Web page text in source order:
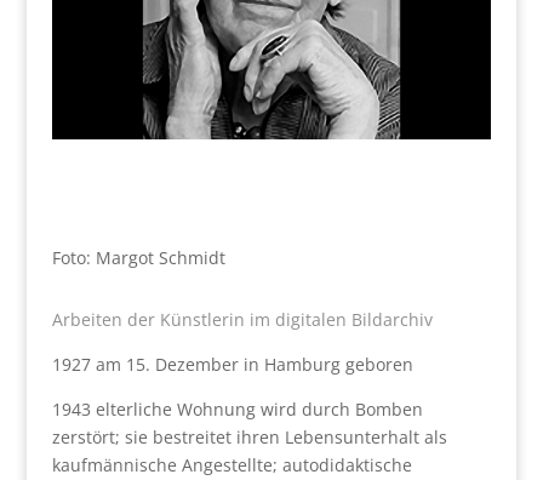
Foto: Margot Schmidt
Arbeiten der Künstlerin im digitalen Bildarchiv
1927 am 15. Dezember in Hamburg geboren
1943 elterliche Wohnung wird durch Bomben
zerstört; sie bestreitet ihren Lebensunterhalt als
kaufmännische Angestellte; autodidaktische